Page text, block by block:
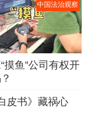
中国法治观察
“摸鱼”公司有权开
皮书》藏祸心